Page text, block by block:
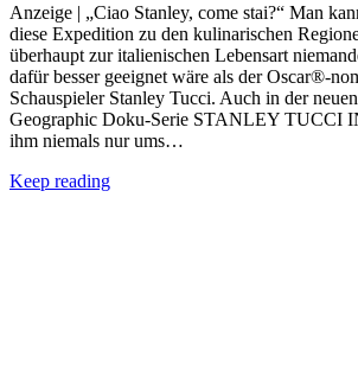
Anzeige | „Ciao Stanley, come stai?“ Man
diese Expedition zu den kulinarischen
überhaupt zur italienischen Lebensart
dafür besser geeignet wäre als der Oscar®-
Schauspieler Stanley Tucci. Auch in der
Geographic Doku-Serie STANLEY TUCCI
ihm niemals nur ums…
Keep reading